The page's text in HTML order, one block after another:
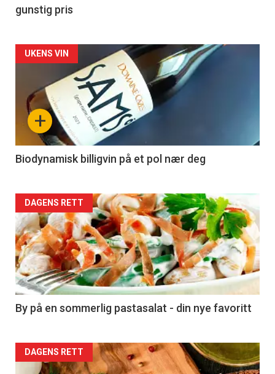
gunstig pris
Forsiden
akkurat
nå
4
+
UKENS VIN
Biodynamisk billigvin på et pol nær deg
Forsiden
akkurat
nå
-
5
DAGENS RETT
By på en sommerlig pastasalat - din nye favoritt
Forsiden
DAGENS RETT